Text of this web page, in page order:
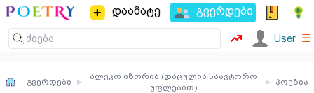
დაამატე გვერდები
User ☰
გვერდები ▸
ალეკო იზორია (დაცულია საავტორო
უფლებით)
▸ პოეზია